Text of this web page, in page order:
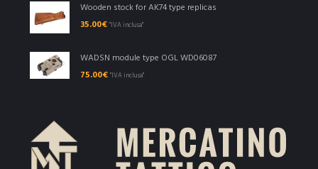
Wooden stock for AK74 type replicas
35.00€ "IVA inclusa"
WADSN module type OGL WD06087
75.00€ "IVA inclusa"